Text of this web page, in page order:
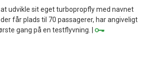
at udvikle sit eget turbopropfly med navnet
får plads til 70 passagerer, har angiveligt
gang på en testflyvning. |